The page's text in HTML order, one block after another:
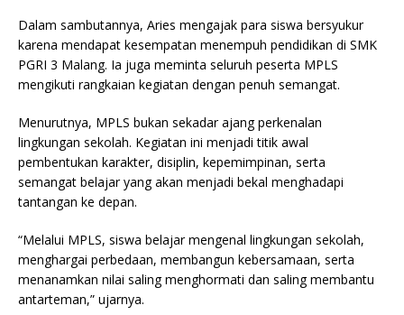
Dalam sambutannya, Aries mengajak para siswa bersyukur
karena mendapat kesempatan menempuh pendidikan di SMK
PGRI 3 Malang. Ia juga meminta seluruh peserta MPLS
mengikuti rangkaian kegiatan dengan penuh semangat.
Menurutnya, MPLS bukan sekadar ajang perkenalan
lingkungan sekolah. Kegiatan ini menjadi titik awal
pembentukan karakter, disiplin, kepemimpinan, serta
semangat belajar yang akan menjadi bekal menghadapi
tantangan ke depan.
“Melalui MPLS, siswa belajar mengenal lingkungan sekolah,
menghargai perbedaan, membangun kebersamaan, serta
menanamkan nilai saling menghormati dan saling membantu
antarteman,” ujarnya.